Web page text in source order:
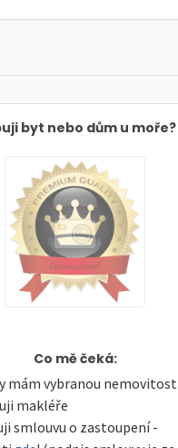
byt nebo dům u moře?
Co mě čeká:
mám vybranou nemovitost
makléře
smlouvu o zastoupení -